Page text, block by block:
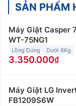
SẢN PHẨM
Máy Giặt Casper
WT-75NG1
Lồng Đứng Dưới 8Kg
3.350.000
Máy Giặt LG
FB1209S6W